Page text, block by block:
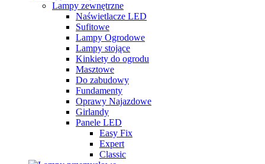
Lampy zewnętrzne
Naświetlacze LED
Sufitowe
Lampy Ogrodowe
Lampy stojące
Kinkiety do ogrodu
Masztowe
Do zabudowy
Fundamenty
Oprawy Najazdowe
Girlandy
Panele LED
Easy Fix
Expert
Classic